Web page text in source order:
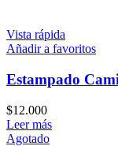
Vista rápida
Añadir a favoritos
Estampado
$12.000
Leer más
Agotado